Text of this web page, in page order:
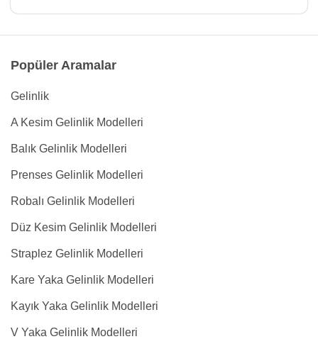
Popüler Aramalar
Gelinlik
A Kesim Gelinlik Modelleri
Balık Gelinlik Modelleri
Prenses Gelinlik Modelleri
Robalı Gelinlik Modelleri
Düz Kesim Gelinlik Modelleri
Straplez Gelinlik Modelleri
Kare Yaka Gelinlik Modelleri
Kayık Yaka Gelinlik Modelleri
V Yaka Gelinlik Modelleri